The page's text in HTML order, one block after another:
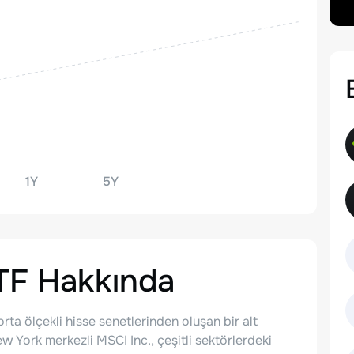
1Y 5Y
Hakkında
orta ölçekli hisse senetlerinden oluşan bir alt
York merkezli MSCI Inc., çeşitli sektörlerdeki